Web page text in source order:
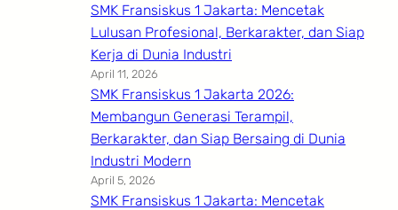
SMK Fransiskus 1 Jakarta: Mencetak
Lulusan Profesional, Berkarakter, dan Siap
Kerja di Dunia Industri
April 11, 2026
SMK Fransiskus 1 Jakarta 2026:
Membangun Generasi Terampil,
Berkarakter, dan Siap Bersaing di Dunia
Industri Modern
April 5, 2026
SMK Fransiskus 1 Jakarta: Mencetak